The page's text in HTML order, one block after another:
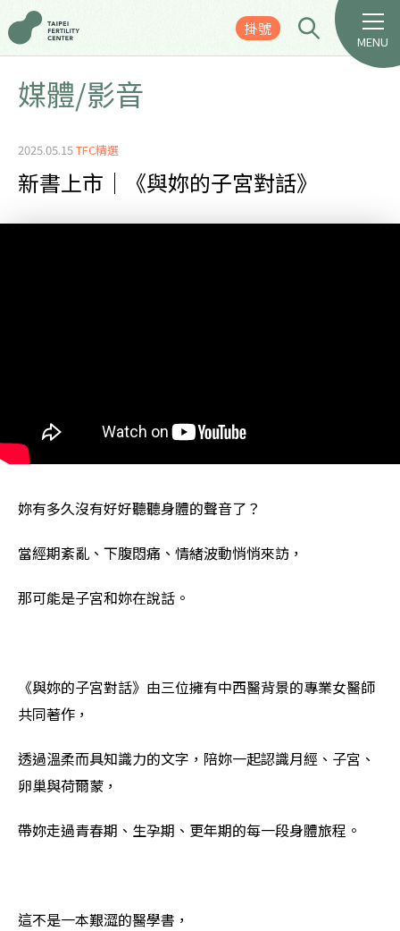
掛號
MENU
媒體/影音
2025.05.15TFC精選
新書上市｜《與妳的子宮對話》
妳有多久沒有好好聽聽身體的聲音了？
當經期紊亂、下腹悶痛、情緒波動悄悄來訪，
那可能是子宮和妳在說話。
《與妳的子宮對話》由三位擁有中西醫背景的專業女醫師
共同著作，
透過溫柔而具知識力的文字，陪妳一起認識月經、子宮、
卵巢與荷爾蒙，
帶妳走過青春期、生孕期、更年期的每一段身體旅程。
這不是一本艱澀的醫學書，